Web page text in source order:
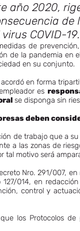
año 2020,
de
COVID-19.
de
de la pandemia en
en su conjunto.
en forma
es
se disponga sin
deben
de trabajo que a
a las zonas de
motivo será
Nro. 291/007,
014, en
control y
que los Protocolos